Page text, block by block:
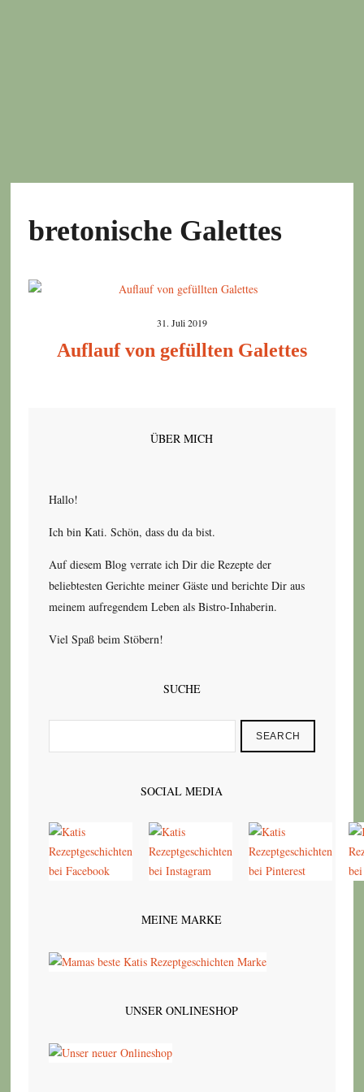
bretonische Galettes
31. Juli 2019
Auflauf von gefüllten Galettes
ÜBER MICH
Hallo!
Ich bin Kati. Schön, dass du da bist.
Auf diesem Blog verrate ich Dir die Rezepte der
beliebtesten Gerichte meiner Gäste und berichte Dir aus
meinem aufregendem Leben als Bistro-Inhaberin.
Viel Spaß beim Stöbern!
SUCHE
SEARCH
SOCIAL MEDIA
MEINE MARKE
UNSER ONLINESHOP